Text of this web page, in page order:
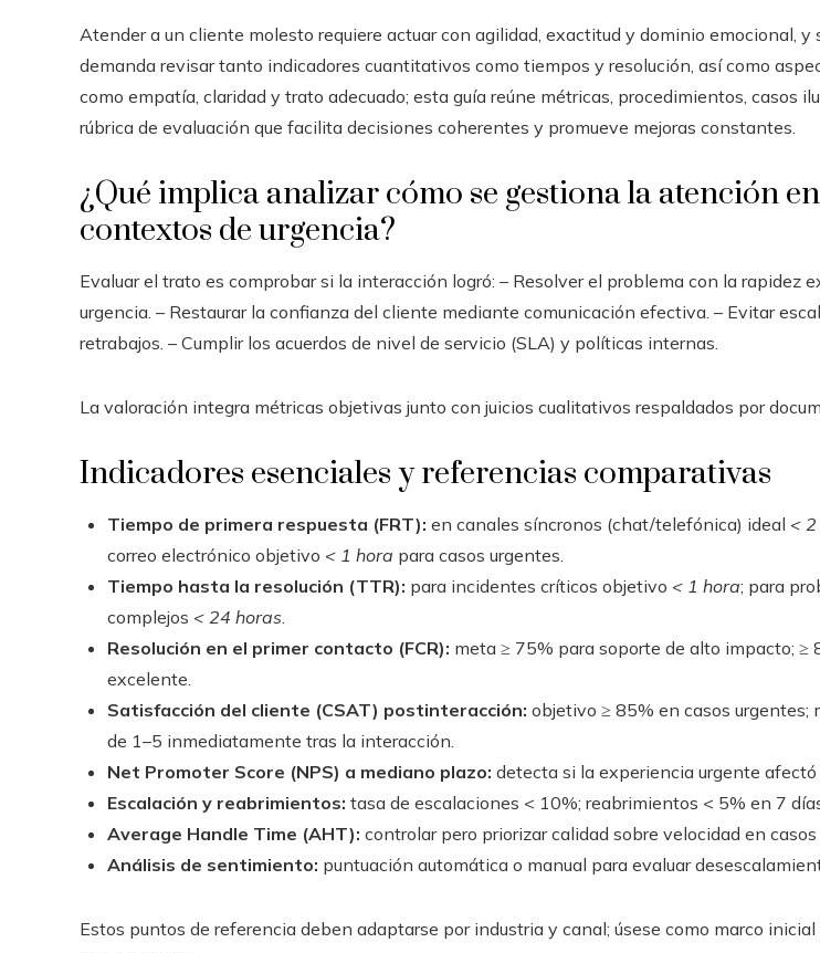
Atender a un cliente molesto requiere actuar con agilidad, exactitud y dominio emocional, y
demanda revisar tanto indicadores cuantitativos como tiempos y resolución, así como
como empatía, claridad y trato adecuado; esta guía reúne métricas, procedimientos, casos
rúbrica de evaluación que facilita decisiones coherentes y promueve mejoras constantes.
¿Qué implica analizar cómo se gestiona la atención en
contextos de urgencia?
Evaluar el trato es comprobar si la interacción logró: – Resolver el problema con la rapidez
urgencia. – Restaurar la confianza del cliente mediante comunicación efectiva. – Evitar
retrabajos. – Cumplir los acuerdos de nivel de servicio (SLA) y políticas internas.
La valoración integra métricas objetivas junto con juicios cualitativos respaldados por
Indicadores esenciales y referencias comparativas
Tiempo de primera respuesta (FRT): en canales síncronos (chat/telefónica) ideal <
correo electrónico objetivo < 1 hora para casos urgentes.
Tiempo hasta la resolución (TTR): para incidentes críticos objetivo < 1 hora; para
complejos < 24 horas.
Resolución en el primer contacto (FCR): meta ≥ 75% para soporte de alto impacto; ≥
excelente.
Satisfacción del cliente (CSAT) postinteracción: objetivo ≥ 85% en casos urgentes;
de 1–5 inmediatamente tras la interacción.
Net Promoter Score (NPS) a mediano plazo: detecta si la experiencia urgente afectó
Escalación y reabrimientos: tasa de escalaciones < 10%; reabrimientos < 5% en 7
Average Handle Time (AHT): controlar pero priorizar calidad sobre velocidad en casos
Análisis de sentimiento: puntuación automática o manual para evaluar
Estos puntos de referencia deben adaptarse por industria y canal; úsese como marco inicial